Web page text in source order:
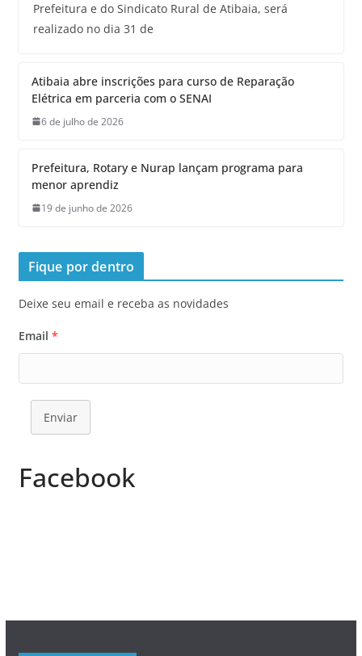
Prefeitura e do Sindicato Rural de Atibaia, será
realizado no dia 31 de
Atibaia abre inscrições para curso de Reparação
Elétrica em parceria com o SENAI
6 de julho de 2026
Prefeitura, Rotary e Nurap lançam programa para
menor aprendiz
19 de junho de 2026
Fique por dentro
Deixe seu email e receba as novidades
Email *
Enviar
Facebook